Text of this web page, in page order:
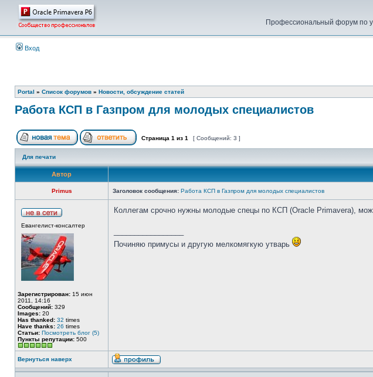
Профессиональный форум по
Вход
Portal » Список форумов » Новости, обсуждение статей
Работа КСП в Газпром для молодых специалистов
Страница 1 из 1 [ Сообщений: 3 ]
Для печати
Автор
Primus Заголовок сообщения: Работа КСП в Газпром для молодых специалистов
Евангелист-консалтер
Зарегистрирован: 15 июн
2011, 14:16
Сообщений: 329
Images: 20
Has thanked: 32 times
Have thanks: 26 times
Статьи: Посмотреть блог (5)
Пункты репутации: 500
Коллегам срочно нужны молодые спецы по КСП (Oracle Primavera),
Починяю примусы и другую мелкомягкую утварь
Вернуться наверх